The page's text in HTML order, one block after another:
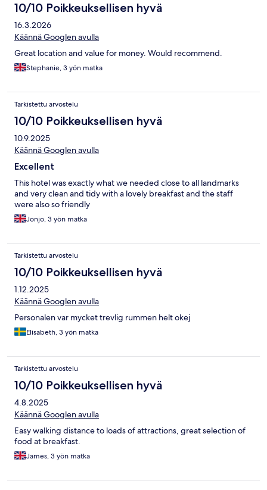
10/10 Poikkeuksellisen hyvä
16.3.2026
Käännä Googlen avulla
Great location and value for money. Would recommend.
Stephanie, 3 yön matka
Tarkistettu arvostelu
10/10 Poikkeuksellisen hyvä
10.9.2025
Käännä Googlen avulla
Excellent
This hotel was exactly what we needed close to all landmarks
and very clean and tidy with a lovely breakfast and the staff
were also so friendly
Jonjo, 3 yön matka
Tarkistettu arvostelu
10/10 Poikkeuksellisen hyvä
1.12.2025
Käännä Googlen avulla
Personalen var mycket trevlig rummen helt okej
Elisabeth, 3 yön matka
Tarkistettu arvostelu
10/10 Poikkeuksellisen hyvä
4.8.2025
Käännä Googlen avulla
Easy walking distance to loads of attractions, great selection of
food at breakfast.
James, 3 yön matka